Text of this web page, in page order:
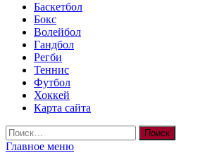
Баскетбол
Бокс
Волейбол
Гандбол
Регби
Теннис
Футбол
Хоккей
Карта сайта
Найти:
Главное меню